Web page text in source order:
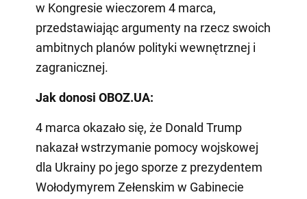
w Kongresie wieczorem 4 marca,
przedstawiając argumenty na rzecz swoich
ambitnych planów polityki wewnętrznej i
zagranicznej.
Jak donosi OBOZ.UA:
4 marca okazało się, że Donald Trump
nakazał wstrzymanie pomocy wojskowej
dla Ukrainy po jego sporze z prezydentem
Wołodymyrem Zełenskim w Gabinecie